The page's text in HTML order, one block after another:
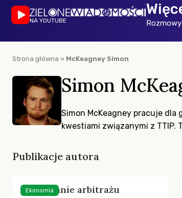
NA YOUTUBE
Strona główna » McKeagney Simon
Simon
Simon McKeagney pracuje dla
kwestiami związanymi z TTIP.
Publikacje autora
Pudrowanie arbitrażu
Ekonomia